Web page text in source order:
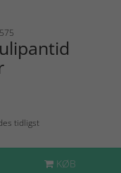
tidligst
KØB